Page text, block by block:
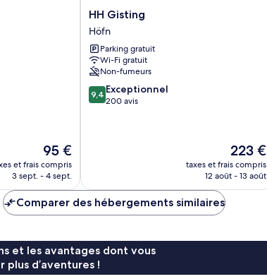
Le
nouveau
prix
de
95 €
95 €
et frais compris
3 sept. - 4 sept.
HH
Gisting
Höfn
HH Gisting
Höfn
Parking gratuit
Wi-Fi gratuit
Non-fumeurs
9.4
sur
9,4 Exceptionnel
200 avis
Le
nouveau
prix
223 €
taxes et frais compris
12 août - 13 août
Comparer des hébergements similaires
et les avantages dont vous
d’aventures !